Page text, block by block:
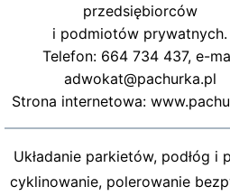
przedsiębiorców
i podmiotów prywatnych.
Telefon: 664 734 437, e-
adwokat@pachurka.pl
Strona internetowa:
Układanie parkietów, podłóg i
cyklinowanie, polerowanie